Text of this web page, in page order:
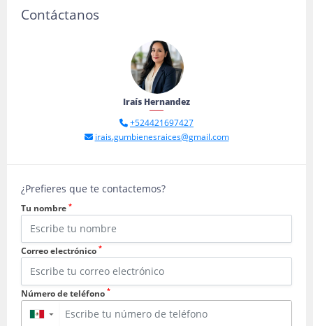
Contáctanos
Iraís Hernandez
+524421697427
irais.gumbienesraices@gmail.com
¿Prefieres que te contactemos?
Tu nombre *
Correo electrónico *
Número de teléfono *
▼